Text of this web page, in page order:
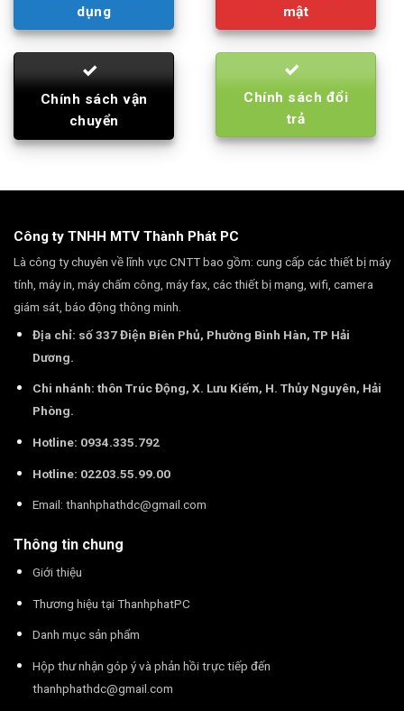
dụng
mật
Chính sách vận
chuyển
Chính sách đổi
trả
Công ty TNHH MTV Thành Phát PC
Là công ty chuyên về lĩnh vực CNTT bao gồm: cung cấp các thiết bị máy
tính, máy in, máy chấm công, máy fax, các thiết bị mạng, wifi, camera
giám sát, báo động thông minh.
Địa chỉ: số 337 Điện Biên Phủ, Phường Bình Hàn, TP Hải
Dương.
Chi nhánh: thôn Trúc Động, X. Lưu Kiếm, H. Thủy Nguyên, Hải
Phòng.
Hotline: 0934.335.792
Hotline: 02203.55.99.00
Email: thanhphathdc@gmail.com
Thông tin chung
Giới thiệu
Thương hiệu tại ThanhphatPC
Danh mục sản phẩm
Hộp thư nhận góp ý và phản hồi trực tiếp đến
thanhphathdc@gmail.com